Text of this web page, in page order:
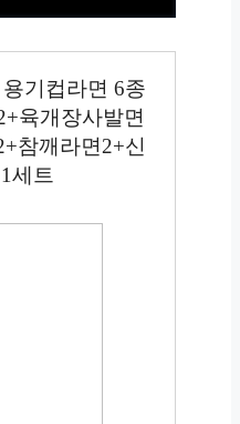
기컵라면 6종
육개장사발면
참깨라면2+신
세트